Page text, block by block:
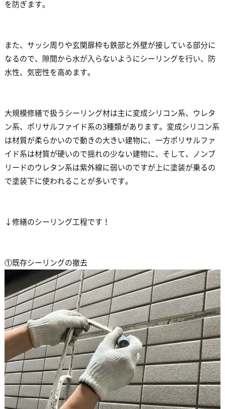
を防ぎます。
また、サッシ周りや玄関扉枠も鉄部と外壁が接している部分に
なるので、隙間から水が入らないようにシーリングを行い、防
水性、気密性を高めます。
大規模修繕で扱うシーリング材は主に変成シリコン系、ウレタ
ン系、ポリサルファイド系の3種類があります。変成シリコン系
は材質が柔らかいので動きの大きい建物に、一方ポリサルファ
イド系は材質が硬いので揺れの少ない建物に、そして、ノンブ
リードのウレタン系は紫外線に弱いのですが上に塗装が乗るの
で塗装下に使われることが多いです。
↓修繕のシーリング工程です！
①既存シーリングの撤去